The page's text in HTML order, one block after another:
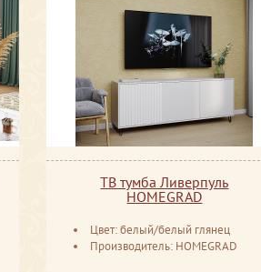
ТВ тумба Ливерпуль
HOMEGRAD
Цвет: белый/белый глянец
Производитель: HOMEGRAD